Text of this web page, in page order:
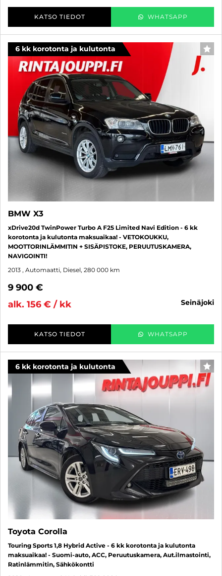
KATSO TIEDOT WHATSAPP
6 kk korotonta ja kulutonta
BMW X3
xDrive20d TwinPower Turbo A F25 Limited Navi Edition - 6 kk
korotonta ja kulutonta maksuaikaa! - VETOKOUKKU,
MOOTTORINLÄMMITIN + SISÄPISTOKE, PERUUTUSKAMERA,
NAVIGOINTI!
2013 , Automaatti, Diesel, 280 000 km
9 900 €
alk. 156 € / kk
seinäjoki
KATSO TIEDOT WHATSAPP
6 kk korotonta ja kulutonta
Toyota Corolla
Touring Sports 1,8 Hybrid Active - 6 kk korotonta ja kulutonta
maksuaikaa! - Suomi-auto, ACC, Peruutuskamera, Aut.ilmastointi,
Ratinlämmitin, Sähkökontti